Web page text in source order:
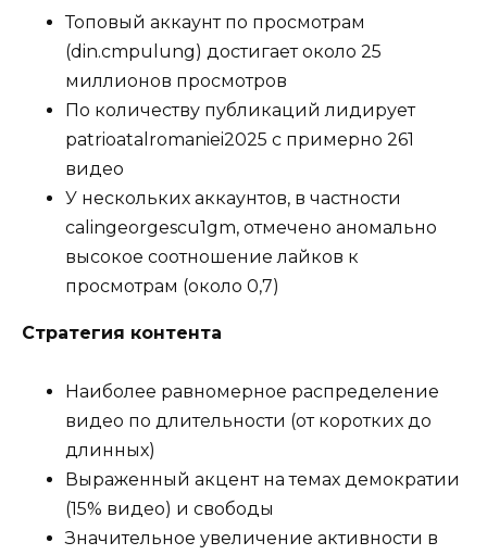
Топовый аккаунт по просмотрам
(din.cmpulung) достигает около 25
миллионов просмотров
По количеству публикаций лидирует
patrioatalromaniei2025 с примерно 261
видео
У нескольких аккаунтов, в частности
calingeorgescu1gm, отмечено аномально
высокое соотношение лайков к
просмотрам (около 0,7)
Стратегия контента
Наиболее равномерное распределение
видео по длительности (от коротких до
длинных)
Выраженный акцент на темах демократии
(15% видео) и свободы
Значительное увеличение активности в